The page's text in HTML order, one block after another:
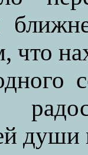
что
души